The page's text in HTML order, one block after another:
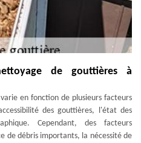
de gouttières à
en fonction de plusieurs facteurs
des gouttières, l'état des
Cependant, des facteurs
de débris importants, la nécessité de